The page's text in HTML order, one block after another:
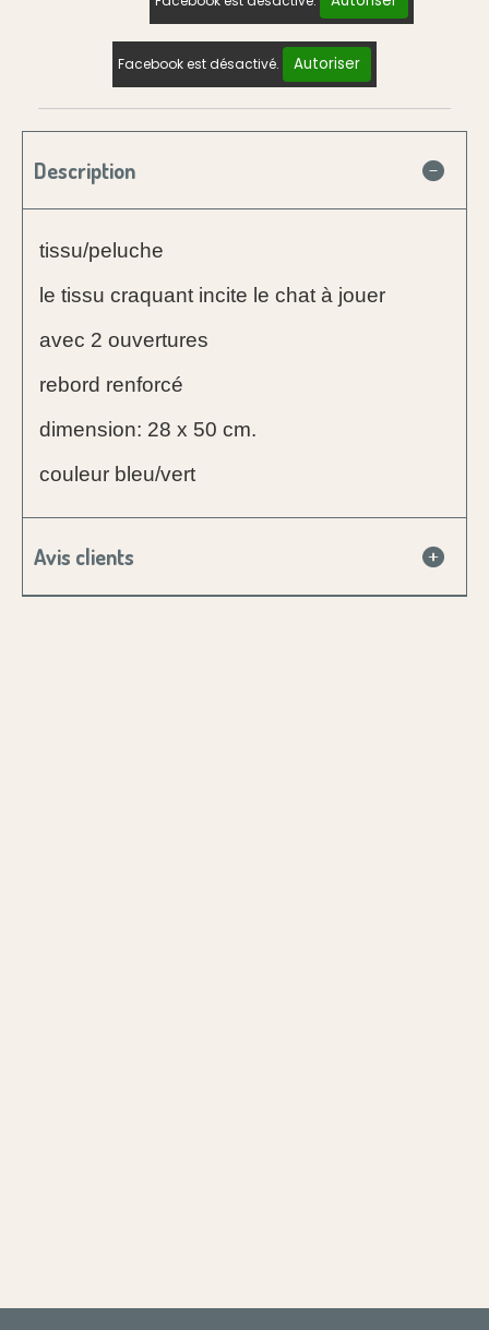
Facebook est désactivé. Autoriser
Description
tissu/peluche
le tissu craquant incite le chat à jouer
avec 2 ouvertures
rebord renforcé
dimension: 28 x 50 cm.
couleur bleu/vert
Avis clients